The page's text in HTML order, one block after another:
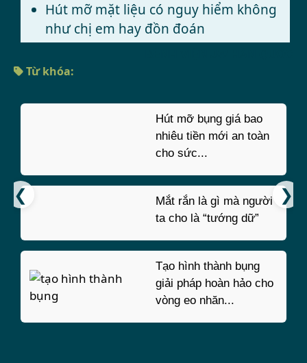
Hút mỡ mặt liệu có nguy hiểm không
như chị em hay đồn đoán
Từ khóa:
Hút mỡ bụng giá bao
nhiêu tiền mới an toàn
cho sức...
Mắt rắn là gì mà người
ta cho là “tướng dữ”
Tạo hình thành bụng
giải pháp hoàn hảo cho
vòng eo nhăn...